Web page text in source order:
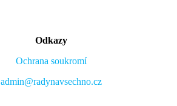
Odkazy
Ochrana soukromí
admin@radynavsechno.cz